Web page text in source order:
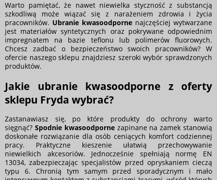
Warto pamiętać, że nawet niewielka styczność z substancją
szkodliwą może wiązać się z narażeniem zdrowia i życia
pracowników. Ubranie kwasoodporne najczęściej wytwarzane
jest materiałów syntetycznych oraz pokrywane odpowiednim
impregnatem na bazie teflonu lub polimerów fluorowych.
Chcesz zadbać o bezpieczeństwo swoich pracowników? W
ofercie naszego sklepu znajdziesz szeroki wybór sprawdzonych
produktów.
Jakie ubranie kwasoodporne z oferty
sklepu Fryda wybrać?
Zastanawiasz się, po które produkty do ochrony warto
sięgnąć? Spodnie kwasoodpornezapinane na zamek stanowią
doskonałe rozwiązanie dla osób ceniących komfort codziennej
pracy. Praktyczne kieszenie ułatwią przechowywanie
niewielkich akcesoriów. Jednocześnie spełniają normę EN
13034, zabezpieczając specjalistów przed opryskaniem cieczą
typu 6. Chronią tym samym przed sporadycznym i mało